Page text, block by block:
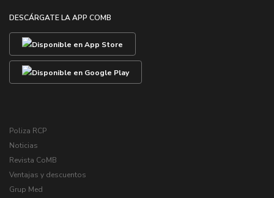
DESCÁRGATE LA APP COMB
Poliza RCP
Noticias
Revista CoMB
Ventajas y descuentos
Grup Med